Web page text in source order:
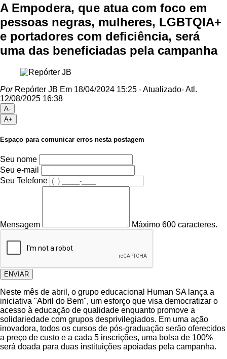
A Empodera, que atua com foco em
pessoas negras, mulheres, LGBTQIA+
e portadores com deficiência, será
uma das beneficiadas pela campanha
PorRepórter JB Em 18/04/2024 15:25 - Atualizado- Atl.
12/08/2025 16:38
A-
A+
Espaço para comunicar erros nesta postagem
Seu nome
Seu e-mail
Seu Telefone
Mensagem Máximo 600 caracteres.
ENVIAR
Neste mês de abril, o grupo educacional Human SA lança a
iniciativa "Abril do Bem", um esforço que visa democratizar o
acesso à educação de qualidade enquanto promove a
solidariedade com grupos desprivilegiados. Em uma ação
inovadora, todos os cursos de pós-graduação serão oferecidos
a preço de custo e a cada 5 inscrições, uma bolsa de 100%
será doada para duas instituições apoiadas pela campanha.